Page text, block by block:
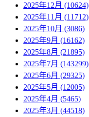
2025年12月 (10624)
2025年11月 (11712)
2025年10月 (3086)
2025年9月 (16162)
2025年8月 (21895)
2025年7月 (143299)
2025年6月 (29325)
2025年5月 (12005)
2025年4月 (5465)
2025年3月 (44518)